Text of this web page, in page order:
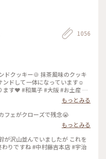
まで赤く染まってました❤️ ＊ ⑤
い匂いがすると見たら 人形型
てました😊 ＊ ツアーで団体の
的空いている方だと思います😊
大路駅や京都駅からバス🚌出て
いようでした🍁 ＊ 源光庵には
移したものだそうですが 見る
の天井にあったらしいので、知
#源光
ぽ
1056
ンドして一体になっています☺️
ます❤️ #和菓子 #大阪 #お土産 #
の生茶ゼリイを本当は買うつも
く🚶のはちょっと… と思って、後
！Σ(×_×;)!残念、あの時買って
にしました。🩷 美味しいクッキ
KITTEと阪急百貨店で手に入り
にしました。
もっとみる
フェがクローズで残念😭
もっとみる
りですね #中村藤吉本店 #宇治